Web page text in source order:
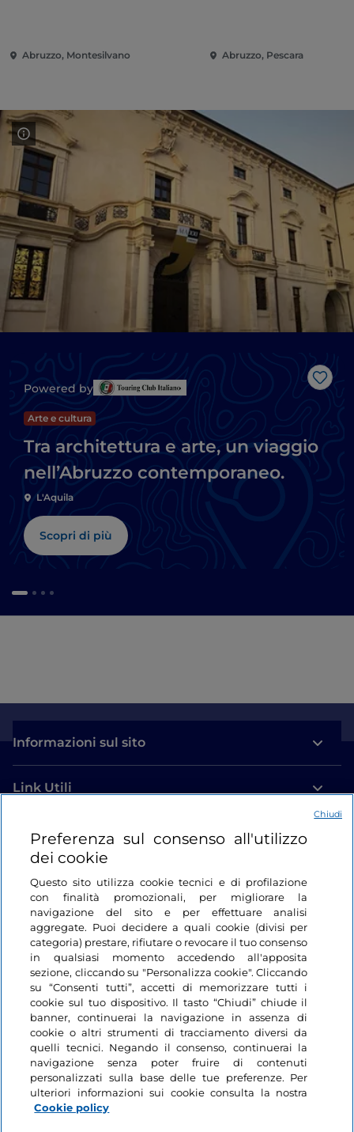
Abruzzo, Montesilvano Abruzzo, Pescara
Like
Powered by
Arte e cultura
Tra architettura e arte, un viaggio
nell’Abruzzo contemporaneo.
L'Aquila
Scopri di più
Informazioni sul sito
Link Utili
Login
Restiamo in contatto
Preferenza sul consenso all'utilizzo
dei cookie
Questo sito utilizza cookie tecnici e di profilazione
con finalità promozionali, per migliorare la
navigazione del sito e per effettuare analisi
aggregate. Puoi decidere a quali cookie (divisi per
categoria) prestare, rifiutare o revocare il tuo consenso
in qualsiasi momento accedendo all'apposita
sezione, cliccando su "Personalizza cookie". Cliccando
su “Consenti tutti”, accetti di memorizzare tutti i
cookie sul tuo dispositivo. Il tasto “Chiudi” chiude il
banner, continuerai la navigazione in assenza di
cookie o altri strumenti di tracciamento diversi da
quelli tecnici. Negando il consenso, continuerai la
navigazione senza poter fruire di contenuti
personalizzati sulla base delle tue preferenze. Per
ulteriori informazioni sui cookie consulta la nostra
Cookie policy
Chiudi